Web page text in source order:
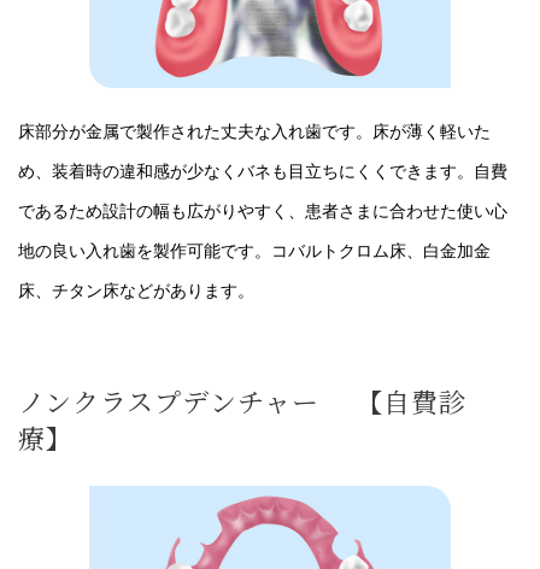
床部分が金属で製作された丈夫な入れ歯です。床が薄く軽いた
め、装着時の違和感が少なくバネも目立ちにくくできます。自費
であるため設計の幅も広がりやすく、患者さまに合わせた使い心
地の良い入れ歯を製作可能です。コバルトクロム床、白金加金
床、チタン床などがあります。
ノンクラスプデンチャー 【自費診
療】